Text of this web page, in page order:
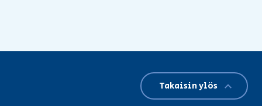
Takaisin ylös